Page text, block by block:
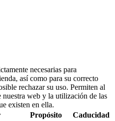
necesarias para
así como para su correcto
rechazar su uso. Permiten al
nuestra web y la utilización de las
existen en ella.
Propósito Caducidad